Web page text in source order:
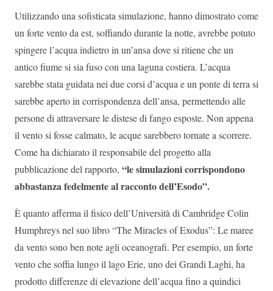
Utilizzando una sofisticata simulazione, hanno dimostrato come
un forte vento da est, soffiando durante la notte, avrebbe potuto
spingere l’acqua indietro in un’ansa dove si ritiene che un
antico fiume si sia fuso con una laguna costiera. L’acqua
sarebbe stata guidata nei due corsi d’acqua e un ponte di terra si
sarebbe aperto in corrispondenza dell’ansa, permettendo alle
persone di attraversare le distese di fango esposte. Non appena
il vento si fosse calmato, le acque sarebbero tornate a scorrere.
Come ha dichiarato il responsabile del progetto alla
pubblicazione del rapporto, “le simulazioni corrispondono
abbastanza fedelmente al racconto dell’Esodo”.
È quanto afferma il fisico dell’Università di Cambridge Colin
Humphreys nel suo libro “The Miracles of Exodus”: Le maree
da vento sono ben note agli oceanografi. Per esempio, un forte
vento che soffia lungo il lago Erie, uno dei Grandi Laghi, ha
prodotto differenze di elevazione dell’acqua fino a quindici